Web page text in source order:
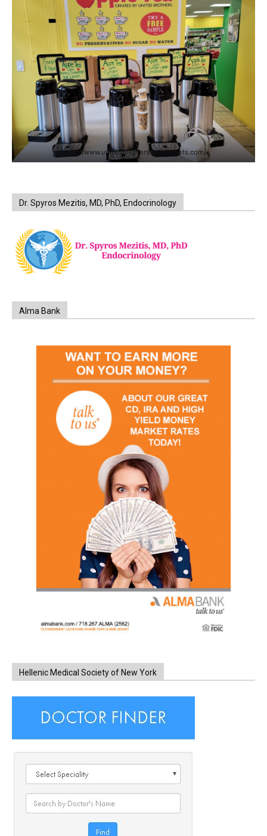
https://www.unitedbrothersfruitmarkets.com/
Dr. Spyros Mezitis, MD, PhD, Endocrinology
Alma Bank
Hellenic Medical Society of New York